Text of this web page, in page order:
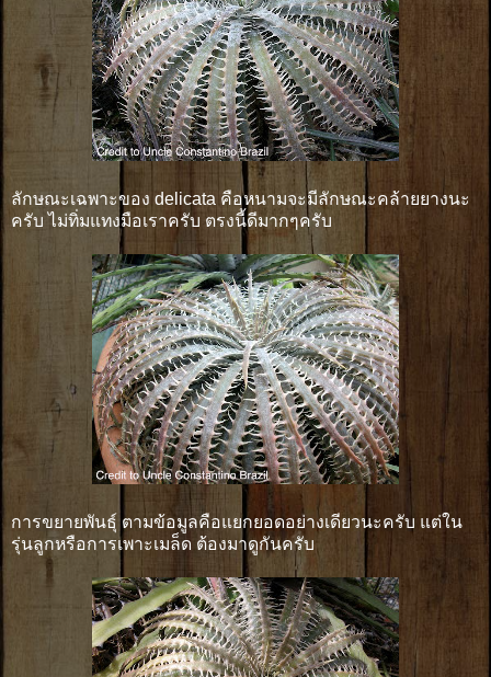
ลักษณะเฉพาะของ delicata คือหนามจะมีลักษณะคล้ายยางนะ
ครับ ไม่ทิ่มแทงมือเราครับ ตรงนี้ดีมากๆครับ
การขยายพันธ์ุ ตามข้อมูลคือแยกยอดอย่างเดียวนะครับ แต่ใน
รุ่นลูกหรือการเพาะเมล็ด ต้องมาดูกันครับ